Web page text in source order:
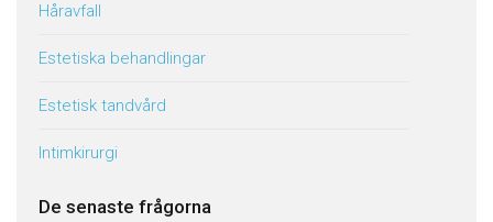
Håravfall
Estetiska behandlingar
Estetisk tandvård
Intimkirurgi
De senaste frågorna